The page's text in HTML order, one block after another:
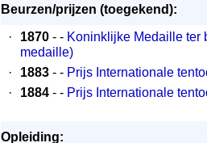
Beurzen/prijzen (toegekend):
·
1870 - - Koninklijke Medaille ter
medaille)
·
1883 - - Prijs Internationale
·
1884 - - Prijs Internationale
Opleiding: